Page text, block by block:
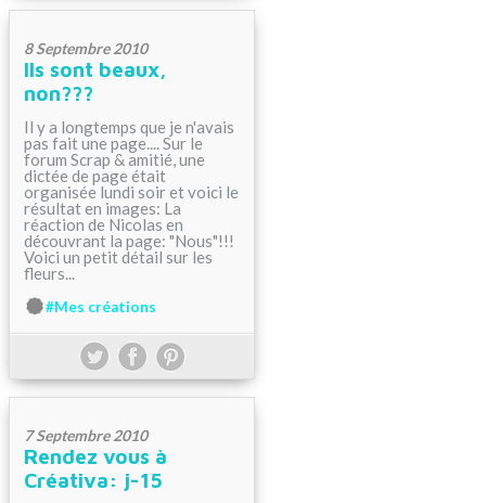
8 Septembre 2010
Ils sont beaux,
non???
Il y a longtemps que je n'avais
pas fait une page.... Sur le
forum Scrap & amitié, une
dictée de page était
organisée lundi soir et voici le
résultat en images: La
réaction de Nicolas en
découvrant la page: "Nous"!!!
Voici un petit détail sur les
fleurs...
#Mes créations
7 Septembre 2010
Rendez vous à
Créativa: j-15